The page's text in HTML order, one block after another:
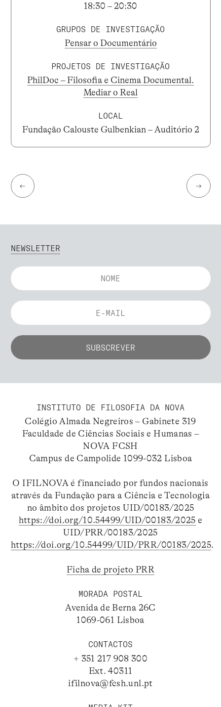
18:30 – 20:30
GRUPOS DE INVESTIGAÇÃO
Pensar o Documentário
PROJETOS DE INVESTIGAÇÃO
PhilDoc – Filosofia e Cinema Documental.
Mediar o Real
LOCAL
Fundação Calouste Gulbenkian – Auditório 2
← →
NEWSLETTER
INSTITUTO DE FILOSOFIA DA NOVA
Colégio Almada Negreiros – Gabinete 319
Faculdade de Ciências Sociais e Humanas –
NOVA FCSH
Campus de Campolide 1099-032 Lisboa
O IFILNOVA é financiado por fundos nacionais
através da Fundação para a Ciência e Tecnologia
no âmbito dos projetos UID/00183/2025
https://doi.org/10.54499/UID/00183/2025 e
UID/PRR/00183/2025
https://doi.org/10.54499/UID/PRR/00183/2025.
Ficha de projeto PRR
MORADA POSTAL
Avenida de Berna 26C
1069-061 Lisboa
CONTACTOS
+ 351 217 908 300
Ext. 40311
ifilnova@fcsh.unl.pt